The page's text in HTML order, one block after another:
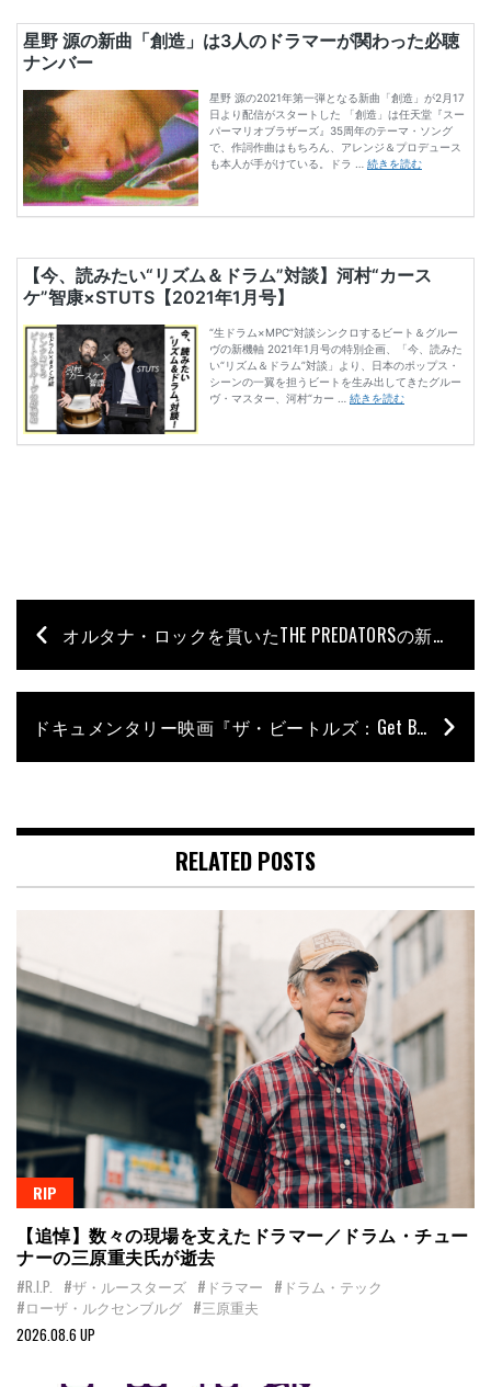
オルタナ・ロックを貫いたTHE PREDATORSの新作が完成！
ドキュメンタリー映画『ザ・ビートルズ：Get Back』の予告編公開！
RELATED POSTS
RIP
【追悼】数々の現場を支えたドラマー／ドラム・チュー
ナーの三原重夫氏が逝去
#R.I.P. #ザ・ルースターズ #ドラマー #ドラム・テック
#ローザ・ルクセンブルグ #三原重夫
2026.08.6 UP